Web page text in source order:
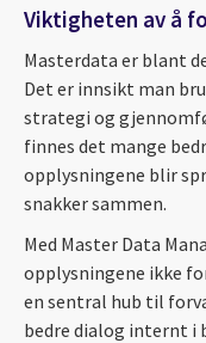
Viktigheten av å
Masterdata er blant
Det er innsikt man
strategi og
finnes det mange
opplysningene blir
snakker sammen.
Med Master Data
opplysningene ikke
en sentral hub til
bedre dialog internt i